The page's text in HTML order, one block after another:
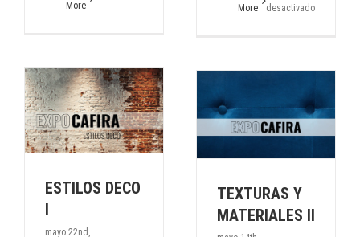
More
desactivados
More
ESTILOS DECO
I
mayo 22nd,
TEXTURAS Y
MATERIALES II
Prensa
TEXTURAS Y
MATERIALES II